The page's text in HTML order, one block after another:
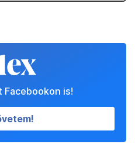
Facebookon is!